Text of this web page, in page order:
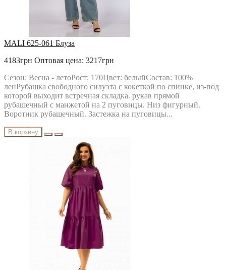
MALI 625-061 Блуза
4183грн Оптовая цена: 3217грн
Сезон: Весна - летоРост: 170Цвет: белыйСостав: 100%
ленРубашка свободного силуэта с кокеткой по спинке, из-под
которой выходит встречная складка. рукав прямой
рубашечный с манжетой на 2 пуговицы. Низ фигурный.
Воротник рубашечный. Застежка на пуговицы...
В корзину